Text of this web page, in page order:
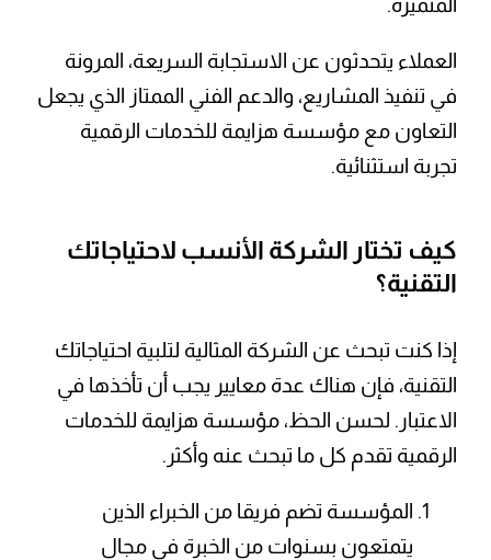
المتميزة.
العملاء يتحدثون عن الاستجابة السريعة، المرونة
في تنفيذ المشاريع، والدعم الفني الممتاز الذي يجعل
التعاون مع مؤسسة هزايمة للخدمات الرقمية
تجربة استثنائية.
كيف تختار الشركة الأنسب لاحتياجاتك
التقنية؟
إذا كنت تبحث عن الشركة المثالية لتلبية احتياجاتك
التقنية، فإن هناك عدة معايير يجب أن تأخذها في
الاعتبار. لحسن الحظ، مؤسسة هزايمة للخدمات
الرقمية تقدم كل ما تبحث عنه وأكثر.
المؤسسة تضم فريقا من الخبراء الذين
يتمتعون بسنوات من الخبرة في مجال